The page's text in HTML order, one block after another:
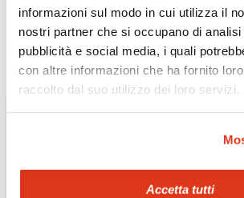
informazioni sul modo in cui utilizza il
nostri partner che si occupano di analisi
pubblicità e social media, i quali
con altre informazioni che ha fornito
raccolto dal suo utilizzo dei loro servizi.
Accetta tutti
Scopri l'Escursione »